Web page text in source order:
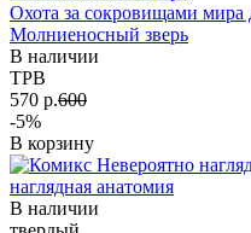
Охота за сокровищами мира
Молниеносный зверь
В наличии
TPB
570 р.600
-5%
В корзину
наглядная анатомия
В наличии